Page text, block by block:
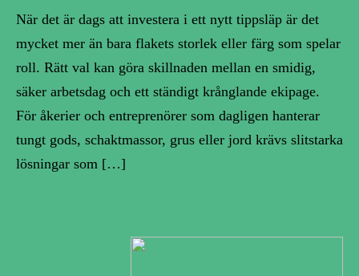
När det är dags att investera i ett nytt tippsläp är det
mycket mer än bara flakets storlek eller färg som spelar
roll. Rätt val kan göra skillnaden mellan en smidig,
säker arbetsdag och ett ständigt krånglande ekipage.
För åkerier och entreprenörer som dagligen hanterar
tungt gods, schaktmassor, grus eller jord krävs slitstarka
lösningar som […]